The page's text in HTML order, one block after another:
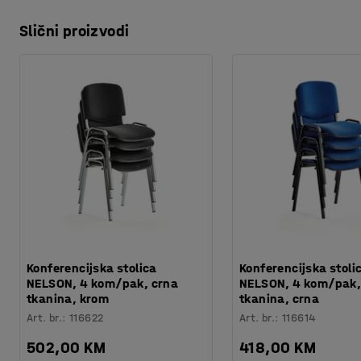
Slični proizvodi
Konferencijska stolica
NELSON, 4 kom/pak, crna
tkanina, krom
Art. br.:116622
502,00 KM
Konferencijska
NELSON, 4 kom/
tkanina, crna
Art. br.:116614
418,00 KM